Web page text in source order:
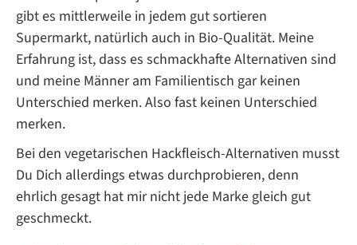
gibt es mittlerweile in jedem gut sortieren
Supermarkt, natürlich auch in Bio-Qualität. Meine
Erfahrung ist, dass es schmackhafte Alternativen sind
und meine Männer am Familientisch gar keinen
Unterschied merken. Also fast keinen Unterschied
merken.
Bei den vegetarischen Hackfleisch-Alternativen musst
Du Dich allerdings etwas durchprobieren, denn
ehrlich gesagt hat mir nicht jede Marke gleich gut
geschmeckt.